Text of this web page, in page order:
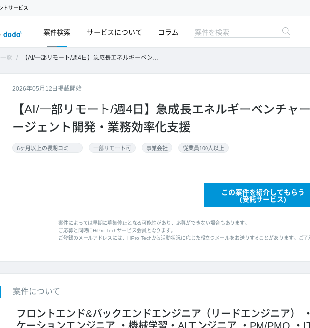
トサービス
案件検索 サービスについて コラム
覧 【AI/一部リモート/週4日】急成長エネルギーベンチャーにおけるAIエージェント開発・業務効率化支援
2026年05月12日掲載開始
【AI/一部リモート/週4日】急成長エネルギーベンチャ
ージェント開発・業務効率化支援
一部リモート可 事業会社 従業員100人以上
この案件を紹介してもらう
(受託サービス)
案件によっては早期に募集停止となる可能性があり、応募ができない場合もあります。
ご応募と同時にHiPro Techサービス会員となります。
ご登録のメールアドレスには、HiPro Techから活動状況に応じた役立つメールをお送りすることがあります。ご了
案件について
フロントエンド&バックエンドエンジニア（リードエンジニア）
ケーションエンジニア
機械学習・AIエンジニア PM/PMO